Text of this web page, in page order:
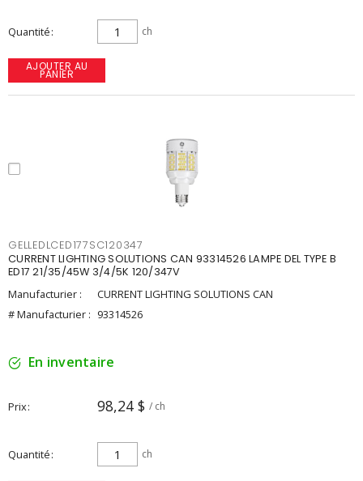
Quantité ch
AJOUTER AU
PANIER
GELLEDLCED177SC120347
CURRENT LIGHTING SOLUTIONS CAN 93314526 LAMPE DEL TYPE B
ED17 21/35/45W 3/4/5K 120/347V
Manufacturier :
CURRENT LIGHTING SOLUTIONS CAN
# Manufacturier : 93314526
En inventaire
Prix 98,24 $ / ch
Quantité ch